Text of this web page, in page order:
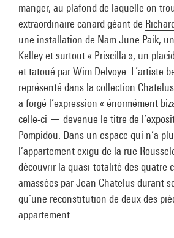
manger, au plafond de laquelle on
extraordinaire canard géant de
une installation de Nam June Paik,
Kelleyet surtout « Priscilla », un
et tatoué parWim Delvoye . L’artiste
représenté dans la collection
a forgé l’expression « énormément
celle-ci — devenue le titre de
Pompidou. Dans un espace qui n’a
l’appartement exigu de la rue
découvrir la quasi-totalité des quatre
amassées par Jean Chatelus durant
qu’une reconstitution de deux des
appartement.